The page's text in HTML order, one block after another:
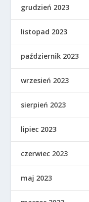
grudzień 2023
listopad 2023
październik 2023
wrzesień 2023
sierpień 2023
lipiec 2023
czerwiec 2023
maj 2023